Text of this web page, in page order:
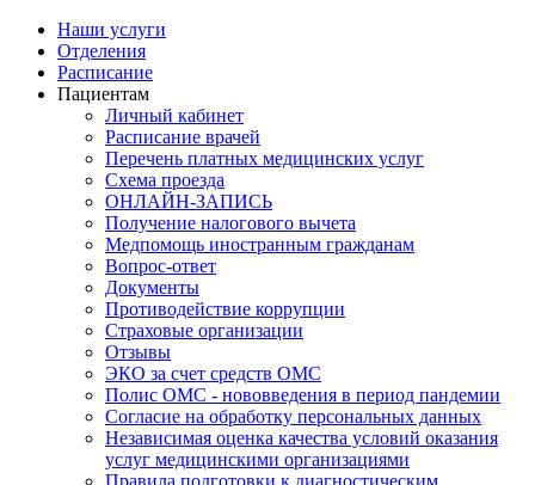
Наши услуги
Отделения
Расписание
Пациентам
Личный кабинет
Расписание врачей
Перечень платных медицинских услуг
Схема проезда
ОНЛАЙН-ЗАПИСЬ
Получение налогового вычета
Медпомощь иностранным гражданам
Вопрос-ответ
Документы
Противодействие коррупции
Страховые организации
Отзывы
ЭКО за счет средств ОМС
Полис ОМС - нововведения в период пандемии
Согласие на обработку персональных данных
Независимая оценка качества условий оказания
услуг медицинскими организациями
Правила подготовки к диагностическим